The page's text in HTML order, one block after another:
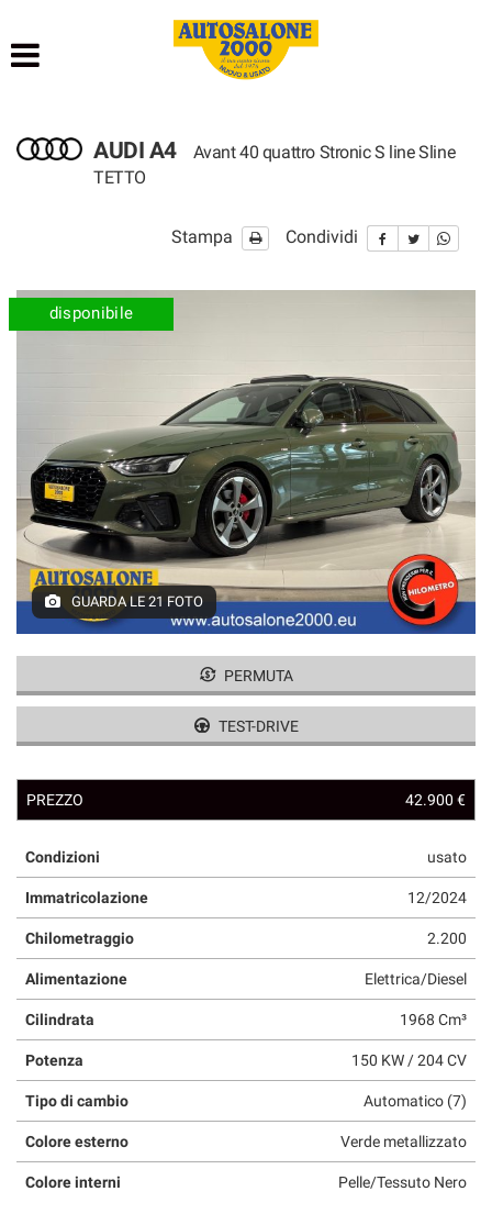
NOLEGGIO BREVE TERMINE
NOLEGGIO LUNGO TERMINE
ACQUISTIAMO USATO
CONTATTI
AUDI A4
Avant 40 quattro Stronic S line Sline
TETTO
Stampa Condividi
disponibile
GUARDA LE 21 FOTO
PERMUTA
TEST-DRIVE
PREZZO 42.900 €
Condizioni usato
Immatricolazione 12/2024
Chilometraggio 2.200
Alimentazione Elettrica/Diesel
Cilindrata 1968 Cm³
Potenza 150 KW / 204 CV
Tipo di cambio Automatico (7)
Colore esterno Verde metallizzato
Colore interni Pelle/Tessuto Nero